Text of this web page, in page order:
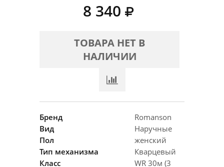
8 340
ТОВАРА НЕТ В
НАЛИЧИИ
Бренд
Romanson
Вид
Наручные
Пол
женский
Тип механизма
Кварцевый
Класс
WR 30м (3